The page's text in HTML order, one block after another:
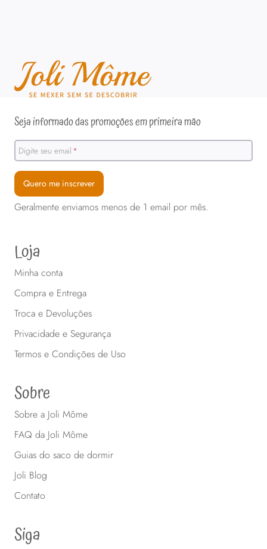
Seja informado das promoções em primeira mão
Digite seu email *
Quero me inscrever
Geralmente enviamos menos de 1 email por mês.
Loja
Minha conta
Compra e Entrega
Troca e Devoluções
Privacidade e Segurança
Termos e Condições de Uso
Sobre
Sobre a Joli Môme
FAQ da Joli Môme
Guias do saco de dormir
Joli Blog
Contato
Siga